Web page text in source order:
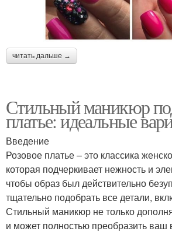
читать дальше →
Стильный маникюр
платье: идеальные
Введение
Розовое платье – это классика
которая подчеркивает нежность и
чтобы образ был действительно
тщательно подобрать все детали,
Стильный маникюр не только
и может полностью преобразить